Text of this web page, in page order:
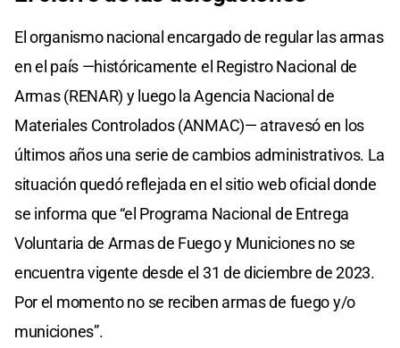
El organismo nacional encargado de regular las armas
en el país —históricamente el Registro Nacional de
Armas (RENAR) y luego la Agencia Nacional de
Materiales Controlados (ANMAC)— atravesó en los
últimos años una serie de cambios administrativos. La
situación quedó reflejada en el sitio web oficial donde
se informa que “el Programa Nacional de Entrega
Voluntaria de Armas de Fuego y Municiones no se
encuentra vigente desde el 31 de diciembre de 2023.
Por el momento no se reciben armas de fuego y/o
municiones”.